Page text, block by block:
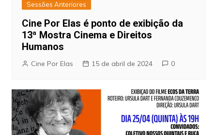
Sessões Anteriores
Cine Por Elas é ponto de exibição da
13ª Mostra Cinema e Direitos
Humanos
Cine Por Elas 15 de abril de 2024 0